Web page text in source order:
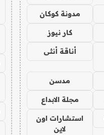
مدونة كوكان
كار نيوز
أناقة أنثى
مدسن
مجلة الابداع
استشارات اون
لاين